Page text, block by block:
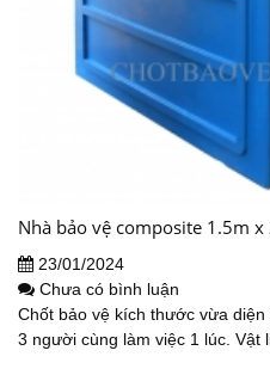
Nhà bảo vệ composite 1.5m x
23/01/2024
Chưa có bình luận
Chốt bảo vệ kích thước vừa
3 người cùng làm việc 1 lúc. Vật